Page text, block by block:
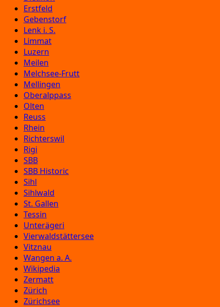
Erstfeld
Gebenstorf
Lenk i. S.
Limmat
Luzern
Meilen
Melchsee-Frutt
Mellingen
Oberalppass
Olten
Reuss
Rhein
Richterswil
Rigi
SBB
SBB Historic
Sihl
Sihlwald
St. Gallen
Tessin
Unterägeri
Vierwaldstättersee
Vitznau
Wangen a. A.
Wikipedia
Zermatt
Zürich
Zürichsee